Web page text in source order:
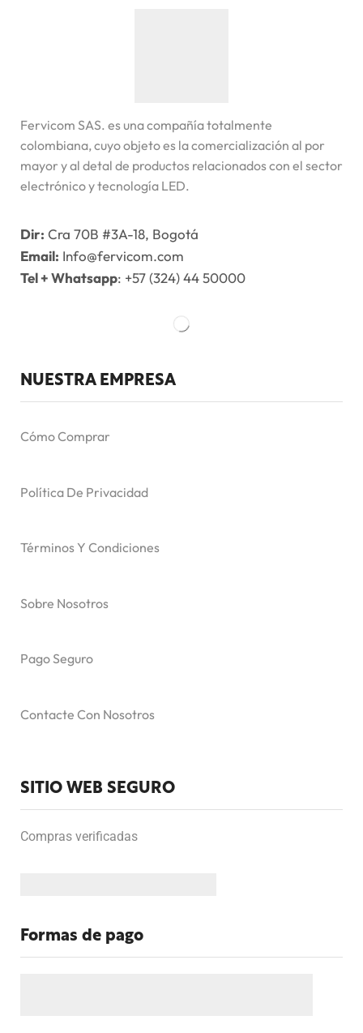
Fervicom SAS. es una compañía totalmente
colombiana, cuyo objeto es la comercialización al por
mayor y al detal de productos relacionados con el sector
electrónico y tecnología LED.
Dir: Cra 70B #3A-18, Bogotá
Email: Info@fervicom.com
Tel + Whatsapp: +57 (324) 44 50000
NUESTRA EMPRESA
Cómo Comprar
Política De Privacidad
Términos Y Condiciones
Sobre Nosotros
Pago Seguro
Contacte Con Nosotros
SITIO WEB SEGURO
Compras verificadas
Formas de pago